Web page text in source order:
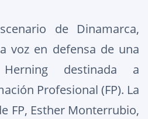
de Dinamarca,
voz en defensa de una
destinada a
Profesional (FP). La
FP, Esther Monterrubio,